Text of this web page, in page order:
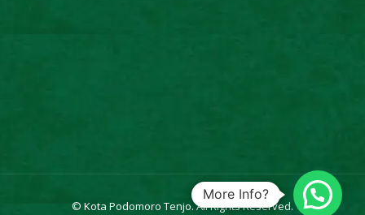
© Kota Podomoro Tenjo. All Rights Reserved.
More Info?